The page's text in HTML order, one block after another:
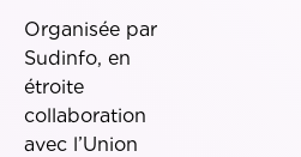
Organisée par
Sudinfo, en
étroite
collaboration
avec l’Union